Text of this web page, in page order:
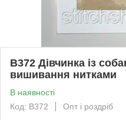
B372 Дівчинка із
вишивання нитками
В наявності
Код: B372
Опт і роздріб